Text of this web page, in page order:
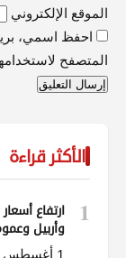
الموقع الإلكتروني
احفظ اسمي،
المتصفح
الأكثر قراءة
1
ارتفاع
وأربيل
1 أغسطس